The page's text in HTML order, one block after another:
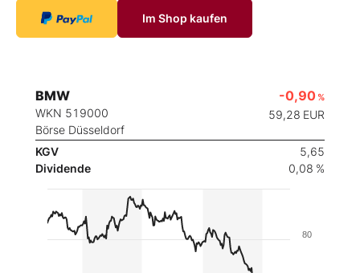
Im Shop kaufen
BMW
WKN 519000
Börse Düsseldorf
-0,90 %
59,28 EUR
KGV
5,65
Dividende
0,08 %
80